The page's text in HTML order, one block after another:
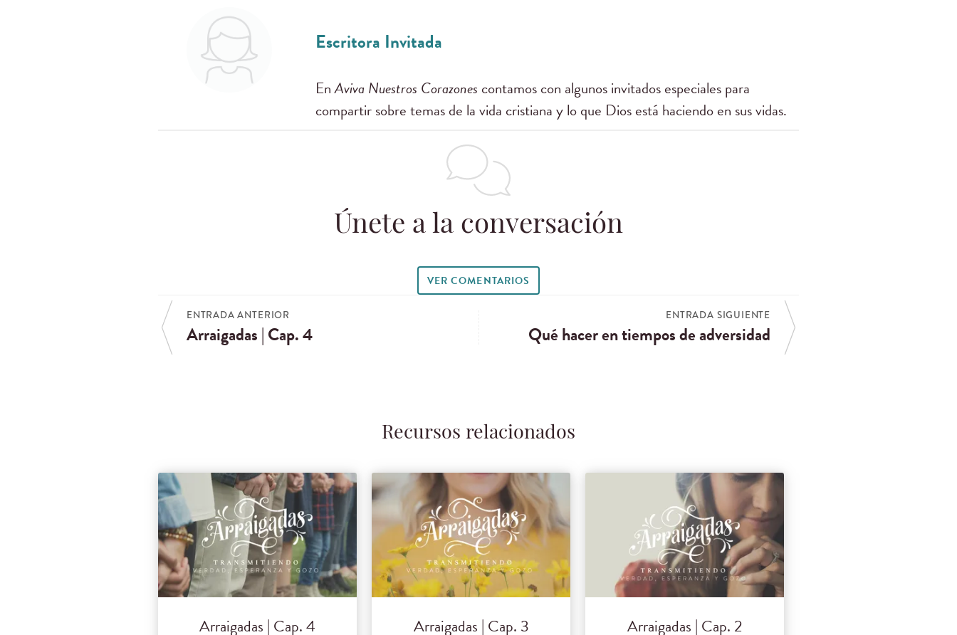
Escritora Invitada
EnAviva Nuestros Corazones contamos con algunos invitados especiales para
compartir sobre temas de la vida cristiana y lo que Dios está haciendo en sus vidas.
Únete a la conversación
VER COMENTARIOS
ENTRADA ANTERIOR
Arraigadas | Cap. 4
ENTRADA SIGUIENTE
Qué hacer en tiempos de adversidad
Recursos relacionados
Arraigadas | Cap. 4 Arraigadas | Cap. 3 Arraigadas | Cap. 2